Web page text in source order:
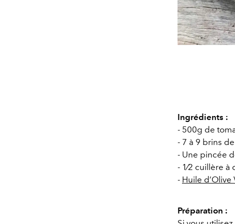
Ingrédients :
- 500g de
- 7 à 9 brins de
- Une pincée
- 1⁄2 cuillère
- Huile
Préparation :